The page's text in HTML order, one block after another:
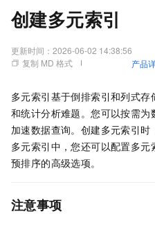
创建多元索引
更新时间： 2026-06-02 14:38:56
复制 MD 格式
产品
多元索引基于倒排索引和列式
和统计分析难题。您可以按需
加速数据查询。创建多元索引
多元索引中，您还可以配置多
预排序的高级选项。
注意事项